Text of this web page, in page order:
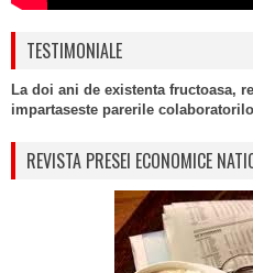
TESTIMONIALE
La doi ani de existenta fructoasa,
impartaseste parerile
REVISTA PRESEI ECONOMICE